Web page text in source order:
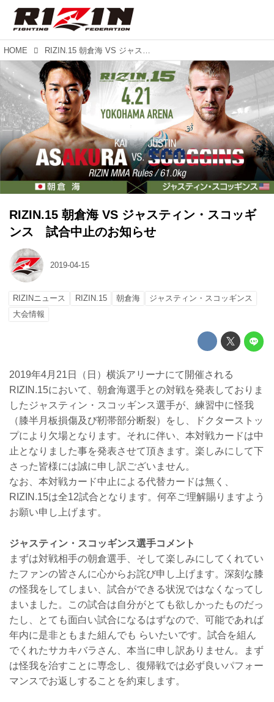
HOME RIZIN.15 朝倉海 VS ジャスティン・スコッギンス 試合中止のお知らせ
RIZIN.15 朝倉海 VS ジャスティン・スコッギ
ンス 試合中止のお知らせ
2019-04-15
RIZINニュース RIZIN.15 朝倉海
ジャスティン・スコッギンス
大会情報
2019年4月21日（日）横浜アリーナにて開催される
RIZIN.15において、朝倉海選手との対戦を発表しておりま
したジャスティン・スコッギンス選手が、練習中に怪我
（膝半月板損傷及び靭帯部分断裂）をし、ドクターストッ
プにより欠場となります。それに伴い、本対戦カードは中
止となりました事を発表させて頂きます。楽しみにして下
さった皆様には誠に申し訳ございません。
なお、本対戦カード中止による代替カードは無く、
RIZIN.15は全12試合となります。何卒ご理解賜りますよう
お願い申し上げます。
ジャスティン・スコッギンス選手コメント
まずは対戦相手の朝倉選手、そして楽しみにしてくれてい
たファンの皆さんに心からお詫び申し上げます。深刻な膝
の怪我をしてしまい、試合ができる状況ではなくなってし
まいました。この試合は自分がとても欲しかったものだっ
たし、とても面白い試合になるはずなので、可能であれば
年内に是非ともまた組んでも らいたいです。試合を組ん
でくれたサカキバラさん、本当に申し訳ありません。まず
は怪我を治すことに専念し、復帰戦では必ず良いパフォー
マンスでお返しすることを約束します。